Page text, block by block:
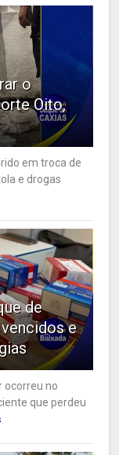
o
Oito,
em troca de
e drogas
de
e
ocorreu no
que perdeu